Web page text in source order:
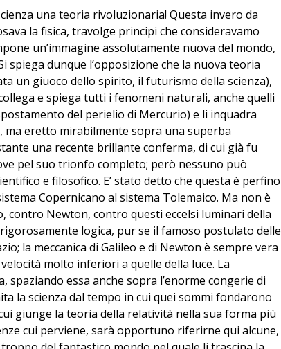
una teoria rivoluzionaria! Questa invero da
la fisica, travolge principi che consideravamo
un’immagine assolutamente nuova del mondo,
dunque l’opposizione che la nuova teoria
un giuoco dello spirito, il futurismo della scienza),
e spiega tutti i fenomeni naturali, anche quelli
del perielio di Mercurio) e li inquadra
eretto mirabilmente sopra una superba
una recente brillante conferma, di cui già fu
pel suo trionfo completo; però nessuno può
e filosofico. E’ stato detto che questa è perfino
Copernicano al sistema Tolemaico. Ma non è
contro Newton, contro questi eccelsi luminari della
logica, pur se il famoso postulato delle
la meccanica di Galileo e di Newton è sempre vera
molto inferiori a quelle della luce. La
essa anche sopra l’enorme congerie di
la scienza dal tempo in cui quei sommi fondarono
giunge la teoria della relatività nella sua forma più
cui perviene, sarà opportuno riferirne qui alcune,